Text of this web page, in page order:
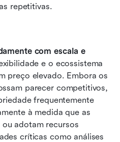
repetitivas.
com escala e
e o ecossistema
preço elevado. Embora os
parecer competitivos,
frequentemente
à medida que as
ou adotam recursos
críticas como análises